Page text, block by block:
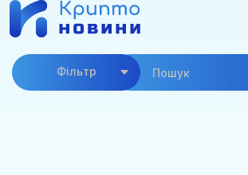
content
Фiльтр